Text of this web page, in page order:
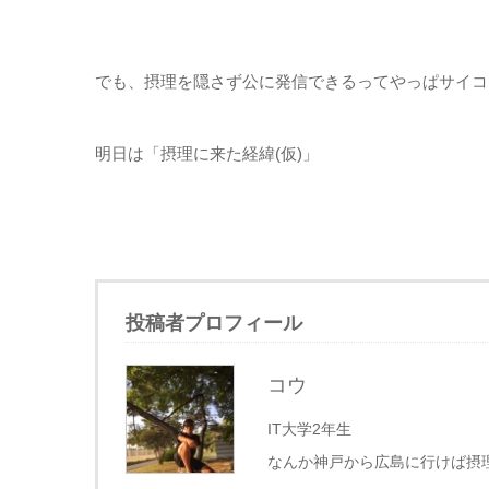
でも、摂理を隠さず公に発信できるってやっぱサイ
明日は「摂理に来た経緯(仮)」
投稿者プロフィール
コウ
IT大学2年生
なんか神戸から広島に行けば摂